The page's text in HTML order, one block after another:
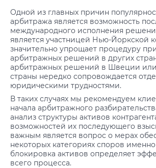
Одной из главных причин
арбитража является возможность
международного исполнения
является участницей Нью-Йоркской
значительно упрощает процедуру
арбитражных решений в других
арбитражных решений в Швеции
страны нередко сопровождается
юридическими трудностями.
В таких случаях мы рекомендуем
начала арбитражного
анализ структуры активов
возможностей их последующего
важным является вопрос о мерах
некоторых категориях споров
блокировка активов определяет
всего процесса.